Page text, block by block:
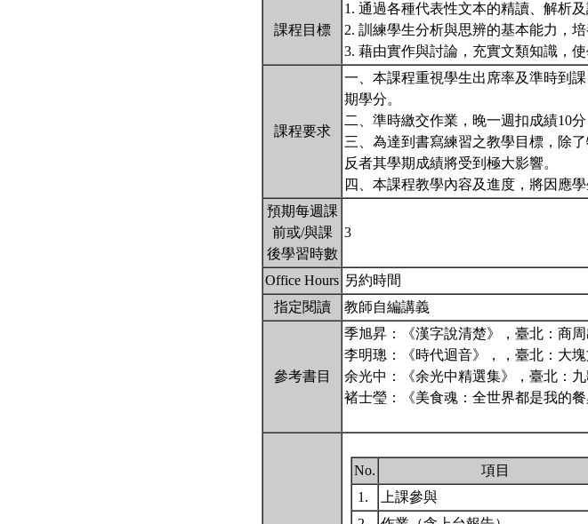
課程目標
1. 通過各種代表性文本的精讀、解析
2. 訓練學生分析與思辨的基本能力，
3. 藉由實作與討論，充實文類知識，
課程要求
一、本課程重視學生出席率及準時到
期學分。
二、準時繳交作業，晚一週扣成績10分
三、為達到書寫練習之教學目標，除
反者其學期成績將受到極大影響。
四、本課程教學內容及進度，將因應
預期每週課
前或/與課
後學習時數
3
Office Hours 另約時間
指定閱讀
教師自編講義
參考書目
季旭昇：《漢字說清楚》，臺北：商
李明璁：《時代迴音》，，臺北：大
余光中：《余光中精選集》，臺北：
褚士瑩：《美食魂：全世界都是我的餐
No. 項目
1.
上課參與